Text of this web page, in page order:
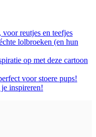
voor reutjes en teefjes
lolbroeken (en hun
op met deze cartoon
voor stoere pups!
inspireren!